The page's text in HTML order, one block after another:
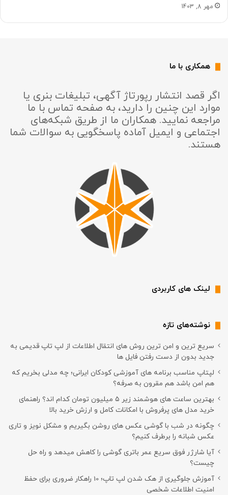
مهر 8, 1403
همکاری با ما
اگر قصد انتشار رپورتاژ آگهی، تبلیغات بنری یا
موارد این چنین را دارید، به صفحه تماس با ما
مراجعه نمایید. همکاران ما از طریق شبکه‌های
اجتماعی و ایمیل آماده پاسخگویی به سوالات شما
هستند.
لینک های کاربردی
نوشته‌های تازه
سریع ترین و امن ترین روش های انتقال اطلاعات از لپ تاپ قدیمی به
جدید بدون از دست رفتن فایل ها
لپتاپ مناسب برنامه های آموزشی کودکان ایرانی؛ چه مدلی بخریم که
هم امن باشد هم مقرون به صرفه؟
بهترین ساعت های هوشمند زیر ۵ میلیون تومان کدام اند؟ راهنمای
خرید مدل های پرفروش با امکانات کامل و ارزش خرید بالا
چگونه در شب با گوشی عکس های روشن بگیریم و مشکل نویز و تاری
عکس شبانه را برطرف کنیم؟
آیا شارژر فوق سریع عمر باتری گوشی را کاهش میدهد و راه حل
چیست؟
آموزش جلوگیری از هک شدن لپ تاپ؛ 10 راهکار ضروری برای حفظ
امنیت اطلاعات شخصی